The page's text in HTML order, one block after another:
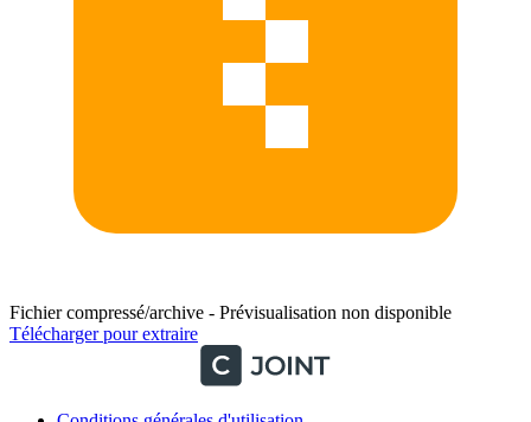
Fichier compressé/archive - Prévisualisation non disponible
Télécharger pour extraire